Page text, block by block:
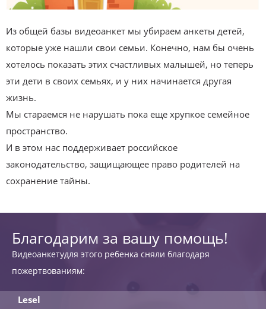
Из общей базы видеоанкет мы убираем анкеты детей,
которые уже нашли свои семьи. Конечно, нам бы очень
хотелось показать этих счастливых малышей, но теперь
эти дети в своих семьях, и у них начинается другая
жизнь.
Мы стараемся не нарушать пока еще хрупкое семейное
пространство.
И в этом нас поддерживает российское
законодательство, защищающее право родителей на
сохранение тайны.
Благодарим за вашу помощь!
Видеоанкетудля этого ребенка сняли благодаря
пожертвованиям:
Lesel